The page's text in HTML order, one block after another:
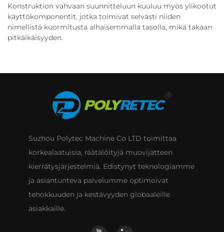
Konstruktion vahvaan suunnitteluun kuuluu myös ylikootut
käyttökomponentit, jotka toimivat selvästi niiden
nimellistä kuormitusta alhaisemmalla tasolla, mikä takaan
pitkäikäisyyden.
Suzhou Polytec Machine Co LTD toimittaa
korkealaatuisia, räätälöityjä muovijätteen
kierrätysjärjestelmiä. Edistynyt teknologiamme
ja asiantunteva palvelumme optimoivat
tehokkuuden ja kestävyyden globaaleille
asiakkaille.